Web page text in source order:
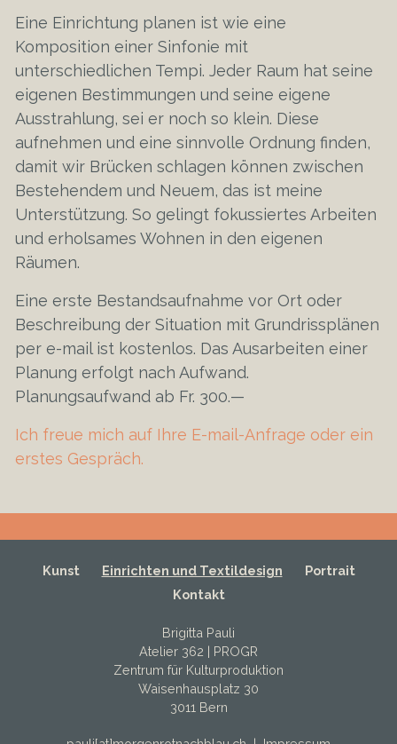
Eine Einrichtung planen ist wie eine
Komposition einer Sinfonie mit
unterschiedlichen Tempi. Jeder Raum hat seine
eigenen Bestimmungen und seine eigene
Ausstrahlung, sei er noch so klein. Diese
aufnehmen und eine sinnvolle Ordnung finden,
damit wir Brücken schlagen können zwischen
Bestehendem und Neuem, das ist meine
Unterstützung. So gelingt fokussiertes Arbeiten
und erholsames Wohnen in den eigenen
Räumen.
Eine erste Bestandsaufnahme vor Ort oder
Beschreibung der Situation mit Grundrissplänen
per e-mail ist kostenlos. Das Ausarbeiten einer
Planung erfolgt nach Aufwand.
Planungsaufwand ab Fr. 300.—
Ich freue mich auf Ihre E-mail-Anfrage oder ein
erstes Gespräch.
Kunst Einrichten und Textildesign
Portrait
Kontakt
Brigitta Pauli
Atelier 362 | PROGR
Zentrum für Kulturproduktion
Waisenhausplatz 30
3011 Bern